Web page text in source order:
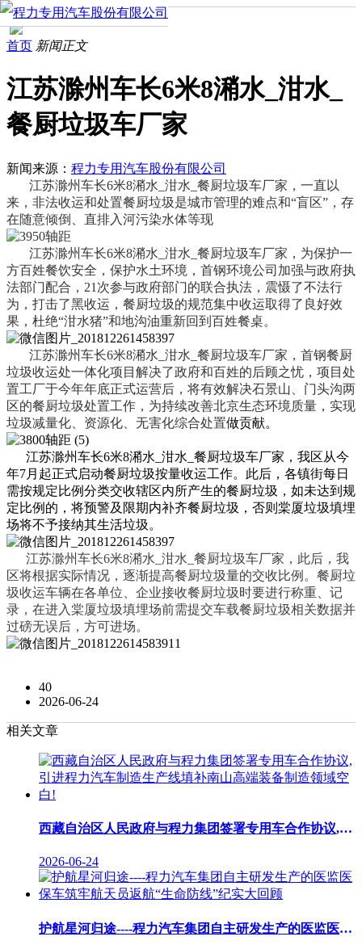
首页 新闻正文
江苏滁州车长6米8潲水_泔水_
餐厨垃圾车厂家
新闻来源： 程力专用汽车股份有限公司
江苏滁州车长6米8潲水_泔水_餐厨垃圾车厂家，一直以
来，非法收运和处置餐厨垃圾是城市管理的难点和“盲区”，存
在随意倾倒、直排入河污染水体等现
江苏滁州车长6米8潲水_泔水_餐厨垃圾车厂家，为保护一
方百姓餐饮安全，保护水土环境，首钢环境公司加强与政府执
法部门配合，21次参与政府部门的联合执法，震慑了不法行
为，打击了黑收运，餐厨垃圾的规范集中收运取得了良好效
果，杜绝“泔水猪”和地沟油重新回到百姓餐桌。
江苏滁州车长6米8潲水_泔水_餐厨垃圾车厂家，首钢餐厨
垃圾收运处一体化项目解决了政府和百姓的后顾之忧，项目处
置工厂于今年年底正式运营后，将有效解决石景山、门头沟两
区的餐厨垃圾处置工作，为持续改善北京生态环境质量，实现
垃圾减量化、资源化、无害化综合处置做贡献。
江苏滁州车长6米8潲水_泔水_餐厨垃圾车厂家 ，我区从今
年7月起正式启动餐厨垃圾按量收运工作。此后，各镇街每日
需按规定比例分类交收辖区内所产生的餐厨垃圾，如未达到规
定比例的，将预警及限期内补齐餐厨垃圾，否则棠厦垃圾填埋
场将不予接纳其生活垃圾。
江苏滁州车长6米8潲水_泔水_餐厨垃圾车厂家，此后，我
区将根据实际情况，逐渐提高餐厨垃圾量的交收比例。餐厨垃
圾收运车辆在各单位、企业接收餐厨垃圾时要进行称重、记
录，在进入棠厦垃圾填埋场前需提交车载餐厨垃圾相关数据并
过磅无误后，方可进场。
40
2026-06-24
相关文章
西藏自治区人民政府与程力集团签署专用车合作协议,引进程力汽车制造生产线填补南山高端装备制造领域空白!
2026-06-24
护航星河归途----程力汽车集团自主研发生产的医监医保车筑牢航天员返航“生命防线”纪实大回顾